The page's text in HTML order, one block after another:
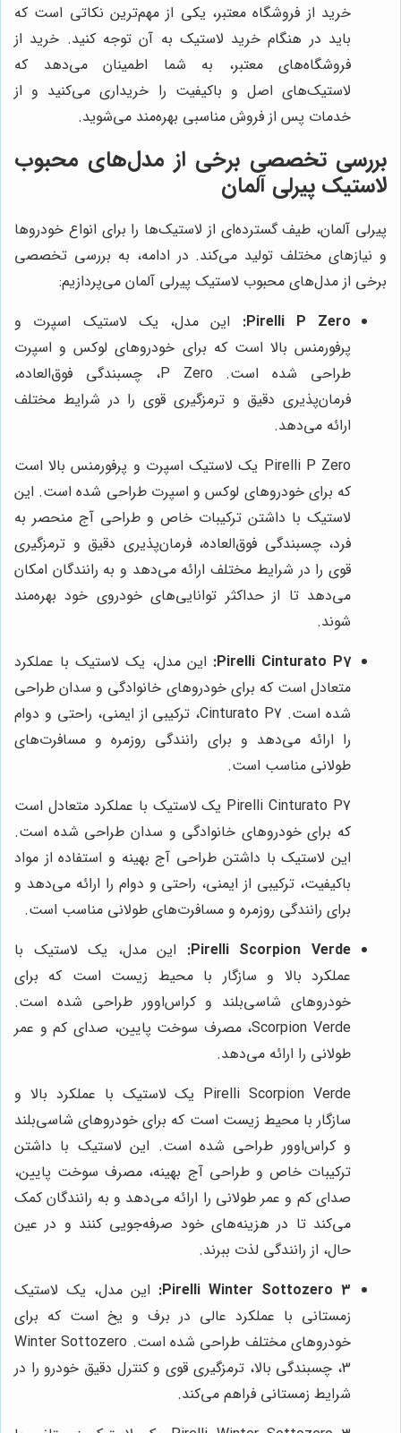
خرید از فروشگاه معتبر، یکی از مهم‌ترین نکاتی است که
باید در هنگام خرید لاستیک به آن توجه کنید. خرید از
فروشگاه‌های معتبر، به شما اطمینان می‌دهد که
لاستیک‌های اصل و باکیفیت را خریداری می‌کنید و از
خدمات پس از فروش مناسبی بهره‌مند می‌شوید.
بررسی تخصصی برخی از مدل‌های محبوب
لاستیک پیرلی آلمان
پیرلی آلمان، طیف گسترده‌ای از لاستیک‌ها را برای انواع خودروها
و نیازهای مختلف تولید می‌کند. در ادامه، به بررسی تخصصی
برخی از مدل‌های محبوب لاستیک پیرلی آلمان می‌پردازیم:
Pirelli P Zero:
این مدل، یک لاستیک اسپرت و
پرفورمنس بالا است که برای خودروهای لوکس و اسپرت
طراحی شده است. P Zero، چسبندگی فوق‌العاده،
فرمان‌پذیری دقیق و ترمزگیری قوی را در شرایط مختلف
ارائه می‌دهد.
Pirelli P Zero یک لاستیک اسپرت و پرفورمنس بالا است
که برای خودروهای لوکس و اسپرت طراحی شده است. این
لاستیک با داشتن ترکیبات خاص و طراحی آج منحصر به
فرد، چسبندگی فوق‌العاده، فرمان‌پذیری دقیق و ترمزگیری
قوی را در شرایط مختلف ارائه می‌دهد و به رانندگان امکان
می‌دهد تا از حداکثر توانایی‌های خودروی خود بهره‌مند
شوند.
Pirelli Cinturato P7: این مدل، یک لاستیک با عملکرد
متعادل است که برای خودروهای خانوادگی و سدان طراحی
شده است. Cinturato P7، ترکیبی از ایمنی، راحتی و دوام
را ارائه می‌دهد و برای رانندگی روزمره و مسافرت‌های
طولانی مناسب است.
Pirelli Cinturato P7 یک لاستیک با عملکرد متعادل است
که برای خودروهای خانوادگی و سدان طراحی شده است.
این لاستیک با داشتن طراحی آج بهینه و استفاده از مواد
باکیفیت، ترکیبی از ایمنی، راحتی و دوام را ارائه می‌دهد و
برای رانندگی روزمره و مسافرت‌های طولانی مناسب است.
Pirelli Scorpion Verde:
این مدل، یک لاستیک با
عملکرد بالا و سازگار با محیط زیست است که برای
خودروهای شاسی‌بلند و کراس‌اوور طراحی شده است.
Scorpion Verde، مصرف سوخت پایین، صدای کم و عمر
طولانی را ارائه می‌دهد.
Pirelli Scorpion Verde یک لاستیک با عملکرد بالا و
سازگار با محیط زیست است که برای خودروهای شاسی‌بلند
و کراس‌اوور طراحی شده است. این لاستیک با داشتن
ترکیبات خاص و طراحی آج بهینه، مصرف سوخت پایین،
صدای کم و عمر طولانی را ارائه می‌دهد و به رانندگان کمک
می‌کند تا در هزینه‌های خود صرفه‌جویی کنند و در عین
حال، از رانندگی لذت ببرند.
Pirelli Winter Sottozero 3: این مدل، یک لاستیک
زمستانی با عملکرد عالی در برف و یخ است که برای
خودروهای مختلف طراحی شده است. Winter Sottozero
3، چسبندگی بالا، ترمزگیری قوی و کنترل دقیق خودرو را در
شرایط زمستانی فراهم می‌کند.